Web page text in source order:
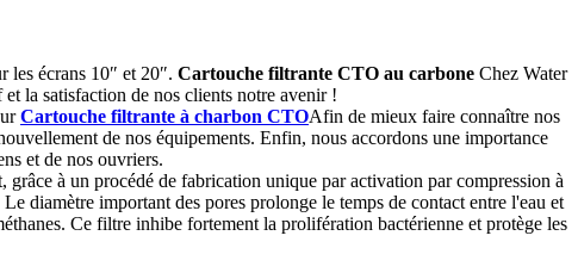
les écrans 10″ et 20″. Cartouche filtrante CTO au carbone Chez Water
la satisfaction de nos clients notre avenir !
Cartouche filtrante à charbon CTOAfin de mieux faire connaître nos
de nos équipements. Enfin, nous accordons une importance
et de nos ouvriers.
à un procédé de fabrication unique par activation par compression à
diamètre important des pores prolonge le temps de contact entre l'eau et
Ce filtre inhibe fortement la prolifération bactérienne et protège les